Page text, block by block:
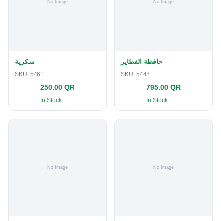
سكرية
SKU: 5461
250.00 QR
In Stock
حافظة الفطاير
SKU: 5448
795.00 QR
In Stock